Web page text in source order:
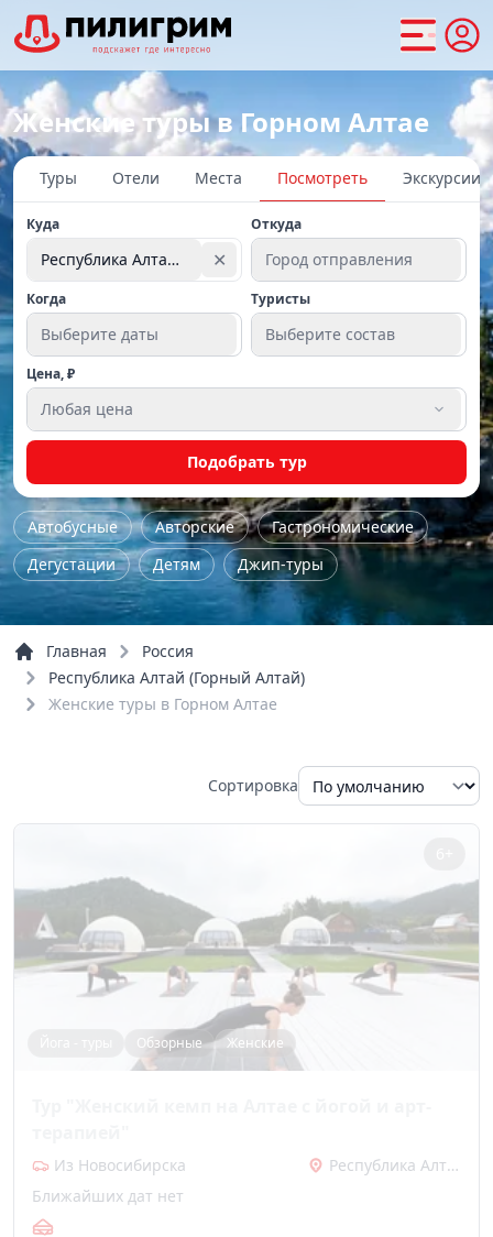
Женские туры в Горном Алтае
Туры Отели Места Посмотреть Экскурсии
Куда
Республика Алтай (Горный Алтай)
✕
Откуда
Город отправления
Когда
Выберите даты
Туристы
Выберите состав
Цена, ₽
Любая цена
Подобрать тур
Автобусные Авторские
Гастрономические
Дегустации
Детям
Джип-туры
Железнодорожные
Женские
Йога - туры
Культурно-исторические
Мастер-класс
Музейные
На природу
Однодневные
Тур выходного дня
Экстрим
Обзорные
Речные прогулки
Главная
Россия
Республика Алтай (Горный Алтай)
Женские туры в Горном Алтае
Сортировка
Обзорные Женские
Из Новосибирска
Республика Алтай (Горный Алтай)
Ближайших дат нет